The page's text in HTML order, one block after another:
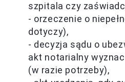
szpitala czy
- orzeczenie o
dotyczy),
- decyzja sądu o
akt notarialny
(w razie potrzeby),